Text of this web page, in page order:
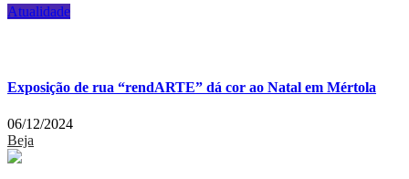
Atualidade
Exposição de rua “rendARTE” dá cor ao Natal em Mértola
06/12/2024
Beja